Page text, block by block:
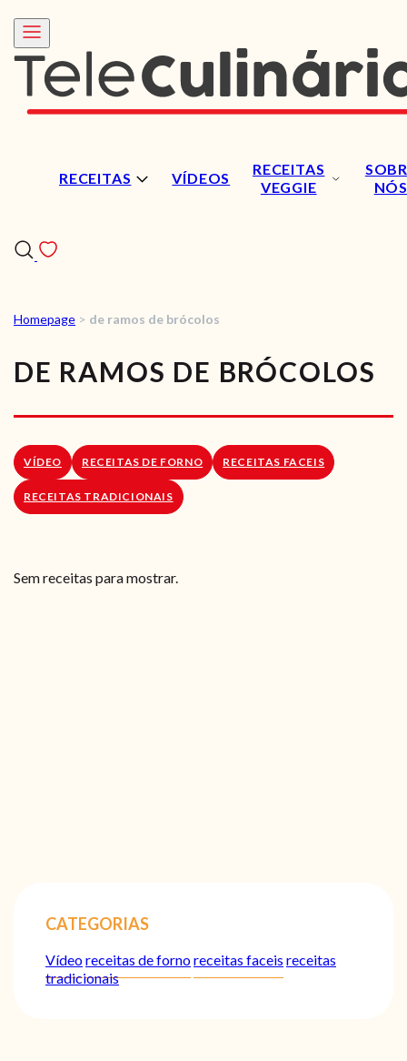
RECEITAS VÍDEOS
RECEITAS
VEGGIE
NÓS
RECEITAS
VÍDEOS
RECEITAS VEGGIE
SOBRE NÓS
LOJA ONLINE
Homepage > de ramos de brócolos
DE RAMOS DE BRÓCOLOS
VÍDEO RECEITAS DE FORNO RECEITAS FACEIS
RECEITAS TRADICIONAIS
Sem receitas para mostrar.
CATEGORIAS
Vídeoreceitas de fornoreceitas faceis receitas
tradicionais